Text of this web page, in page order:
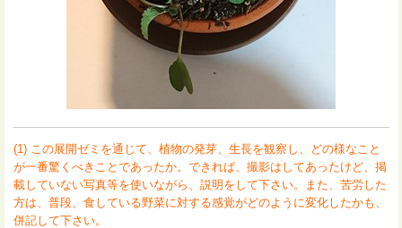
(1) この展開ゼミを通じて、植物の発芽、生長を観察し、どの様なこと
が一番驚くべきことであったか。できれば、撮影はしてあったけど、掲
載していない写真等を使いながら、説明をして下さい。また、苦労した
方は、普段、食している野菜に対する感覚がどのように変化したかも、
併記して下さい。